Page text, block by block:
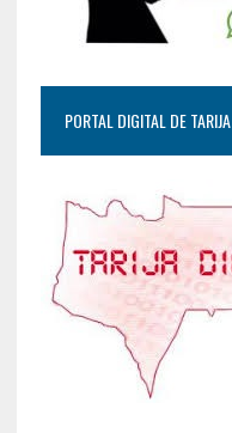
PORTAL DIGITAL DE TARIJA